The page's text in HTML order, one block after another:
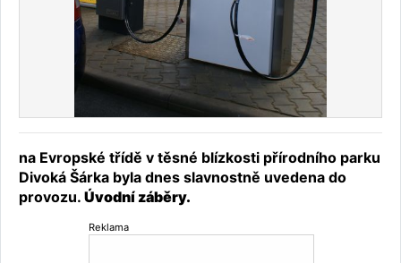
na Evropské třídě v těsné blízkosti přírodního parku
Divoká Šárka byla dnes slavnostně uvedena do
provozu. Úvodní záběry.
Reklama